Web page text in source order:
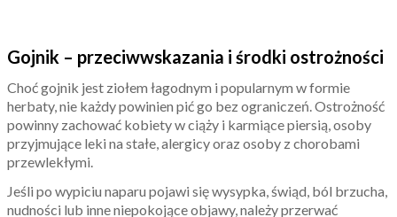
Gojnik – przeciwwskazania i środki ostrożności
Choć gojnik jest ziołem łagodnym i popularnym w formie
herbaty, nie każdy powinien pić go bez ograniczeń. Ostrożność
powinny zachować kobiety w ciąży i karmiące piersią, osoby
przyjmujące leki na stałe, alergicy oraz osoby z chorobami
przewlekłymi.
Jeśli po wypiciu naparu pojawi się wysypka, świąd, ból brzucha,
nudności lub inne niepokojące objawy, należy przerwać